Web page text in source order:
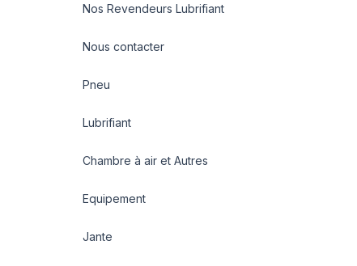
Nos Revendeurs Lubrifiant
Nous contacter
Pneu
Lubrifiant
Chambre à air et Autres
Equipement
Jante